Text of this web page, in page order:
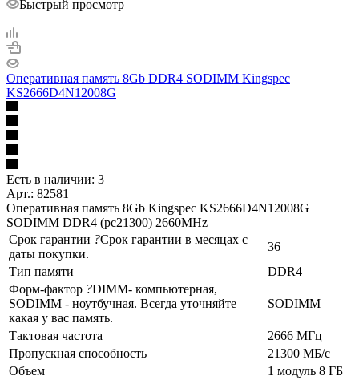
Быстрый просмотр
Оперативная память 8Gb DDR4 SODIMM Kingspec
KS2666D4N12008G
Есть в наличии: 3
Арт.: 82581
Оперативная память 8Gb Kingspec KS2666D4N12008G
SODIMM DDR4 (pc21300) 2660MHz
Срок гарантии ?Срок гарантии в месяцах с
даты покупки.
36
Тип памяти
DDR4
Форм-фактор ?DIMM- компьютерная,
SODIMM - ноутбучная. Всегда уточняйте
какая у вас память.
SODIMM
Тактовая частота
2666 МГц
Пропускная способность
21300 МБ/с
Объем
1 модуль 8 ГБ